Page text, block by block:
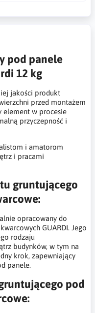
pod panele
12 kg
jakości produkt
przed montażem
element w procesie
przyczepność i
i amatorom
i pracami
gruntującego
opracowany do
GUARDI. Jego
rodzaju
budynków, w tym na
krok, zapewniający
panele.
pod